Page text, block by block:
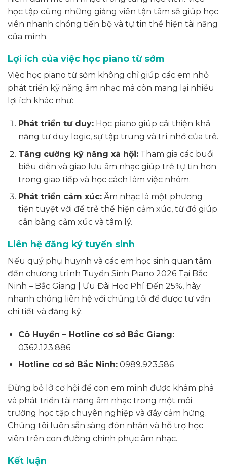
học tập cùng những giảng viên tận tâm sẽ giúp học
viên nhanh chóng tiến bộ và tự tin thể hiện tài năng
của mình.
Lợi ích của việc học piano từ sớm
Việc học piano từ sớm không chỉ giúp các em nhỏ
phát triển kỹ năng âm nhạc mà còn mang lại nhiều
lợi ích khác như:
Phát triển tư duy:Học piano giúp cải thiện khả
năng tư duy logic, sự tập trung và trí nhớ của trẻ.
Tăng cường kỹ năng xã hội:Tham gia các buổi
biểu diễn và giao lưu âm nhạc giúp trẻ tự tin hơn
trong giao tiếp và học cách làm việc nhóm.
Phát triển cảm xúc:Âm nhạc là một phương
tiện tuyệt vời để trẻ thể hiện cảm xúc, từ đó giúp
cân bằng cảm xúc và tâm lý.
Liên hệ đăng ký tuyển sinh
Nếu quý phụ huynh và các em học sinh quan tâm
đến chương trình Tuyển Sinh Piano 2026 Tại Bắc
Ninh – Bắc Giang | Ưu Đãi Học Phí Đến 25%, hãy
nhanh chóng liên hệ với chúng tôi để được tư vấn
chi tiết và đăng ký:
Cô Huyền – Hotline cơ sở Bắc Giang:
0362.123.886
Hotline cơ sở Bắc Ninh:0989.923.586
Đừng bỏ lỡ cơ hội để con em mình được khám phá
và phát triển tài năng âm nhạc trong một môi
trường học tập chuyên nghiệp và đầy cảm hứng.
Chúng tôi luôn sẵn sàng đón nhận và hỗ trợ học
viên trên con đường chinh phục âm nhạc.
Kết luận